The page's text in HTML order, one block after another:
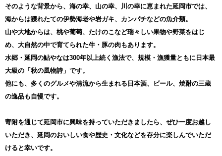
【プライバシーポリシー】
寄附者様からいただいた個人情報は、延岡市が責任をもって安全に
管理し、第三者に譲渡・提供することはございません。
寄附者様からいただいた個人情報は、商品の発送とご連絡、いただ
いたふるさと納税の使い道に関する報告、延岡市に関するイベント
や観光情報の提供、ふるさと納税に関する情報提供に使用させてい
ただきます。
また、上記の手段としては、電子メールの配信やパンフレット等の
郵送をさせていただく場合がございます。
御不明な点や、配信・郵送の停止等のご希望がございましたら、延
岡市新財源確保推進室 (0982-20-7175、kankou2@city.nobeoka.miy
azaki.jp)までご連絡ください。
そのような背景から、海の幸、山の幸、川の幸に恵まれた延岡市では、
海からは獲れたての伊勢海老や岩ガキ、カンパチなどの魚介類。
山や大地からは、桃や葡萄、たけのこなど瑞々しい果物や野菜をはじ
め、大自然の中で育てられた牛・豚の肉もあります。
水郷・延岡の鮎やなは300年以上続く漁法で、規模・漁獲量ともに日本最
大級の「秋の風物詩」です。
他にも、多くのグルメや清流から生まれる日本酒、ビール、焼酎の三蔵
の逸品も自慢です。
寄附を通じて延岡市に興味を持っていただきましたら、ぜひ一度お越し
いただき、延岡のおいしい食や歴史・文化などを存分に楽しんでいただ
けると幸いです。